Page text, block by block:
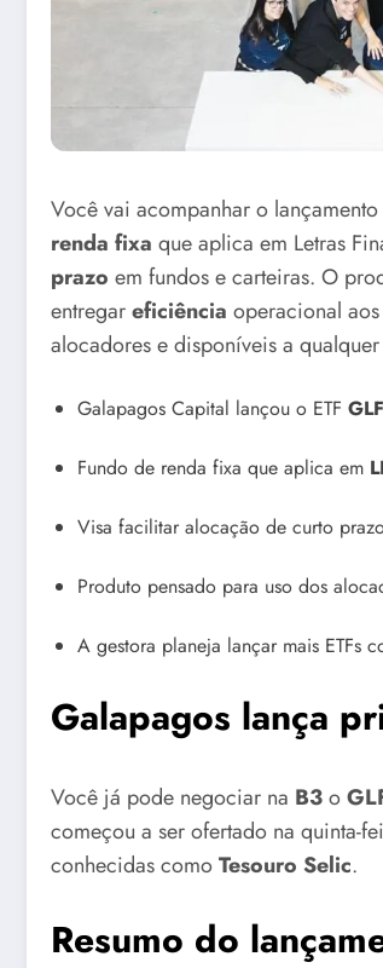
Você vai acompanhar o
renda fixa que aplica em Letras
prazo em fundos e carteiras. O
entregareficiência operacional
alocadores e disponíveis a
Galapagos Capital lançou o ETF
Fundo de renda fixa que aplica em
Visa facilitar alocação de curto
Produto pensado para uso dos
A gestora planeja lançar mais ETFs
Galapagos lança
Você já pode negociar na B3o
começou a ser ofertado na quinta-
conhecidas comoTesouro Selic.
Resumo do